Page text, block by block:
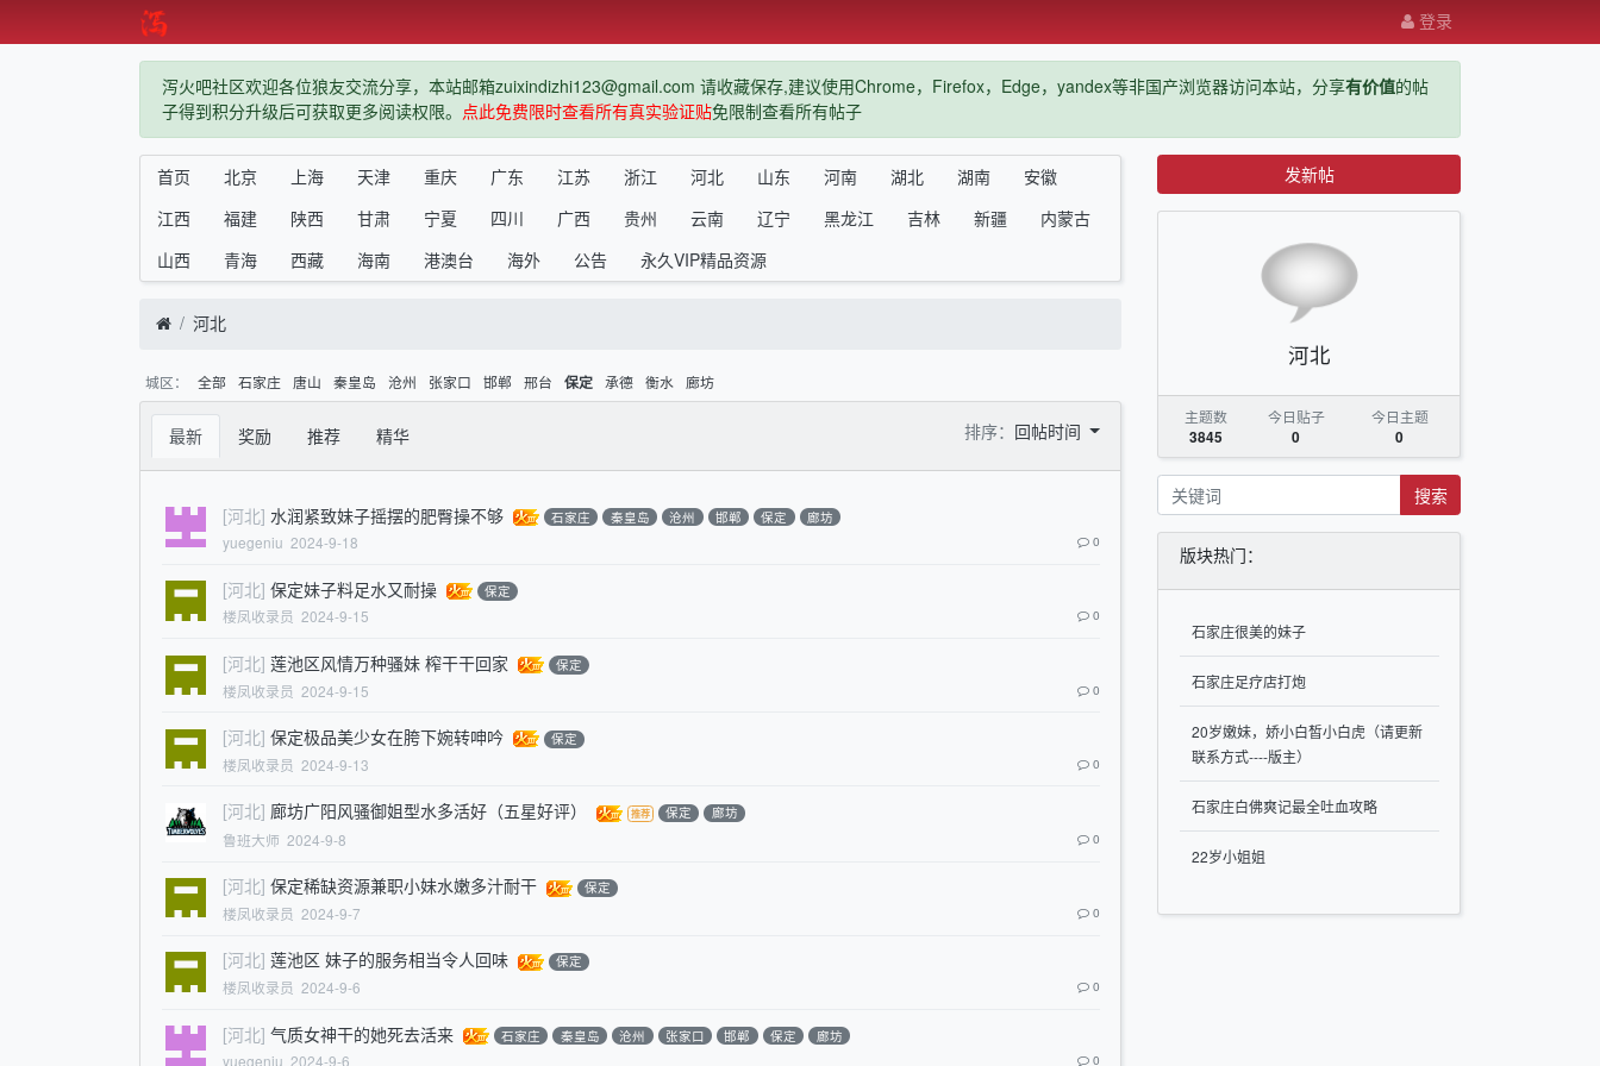
登录
泻火吧社区欢迎各位狼友交流分享，本站邮箱zuixindizhi123@gmail.com 请收藏保存,建议使用Chrome，Firefox，Edge，yandex等非国产浏览器访问本站，分享有价值的帖
子得到积分升级后可获取更多阅读权限。 点此免费限时查看所有真实验证贴免限制查看所有帖子
首页 北京 上海 天津 重庆 广东 江苏 浙江 河北 山东 河南 湖北 湖南
安徽
江西
福建 陕西 甘肃 宁夏 四川 广西 贵州 云南 辽宁 黑龙江 吉林 新疆
内蒙古
山西
青海 西藏 海南 港澳台 海外 公告 永久VIP精品资源
河北
城区： 全部 石家庄 唐山 秦皇岛 沧州 张家口 邯郸 邢台 保定 承德 衡水 廊坊
最新 奖励 推荐 精华 排序： 回帖时间
[河北] 水润紧致妹子摇摆的肥臀操不够 石家庄 秦皇岛 沧州 邯郸 保定 廊坊
yuegeniu 2024-9-18 0
[河北] 保定妹子料足水又耐操 保定
楼凤收录员 2024-9-15 0
[河北] 莲池区风情万种骚妹 榨干干回家 保定
楼凤收录员 2024-9-15 0
[河北] 保定极品美少女在胯下婉转呻吟 保定
楼凤收录员 2024-9-13 0
[河北] 廊坊广阳风骚御姐型水多活好（五星好评） 保定 廊坊
鲁班大师 2024-9-8 0
[河北] 保定稀缺资源兼职小妹水嫩多汁耐干 保定
楼凤收录员 2024-9-7 0
[河北] 莲池区 妹子的服务相当令人回味 保定
楼凤收录员 2024-9-6 0
[河北] 气质女神干的她死去活来 石家庄 秦皇岛 沧州 张家口 邯郸 保定 廊坊
yuegeniu 2024-9-6 0
发新帖
河北
主题数
3845
今日贴子
0
今日主题
0
搜索
版块热门：
石家庄很美的妹子
石家庄足疗店打炮
20岁嫩妹，娇小白皙小白虎（请更新
联系方式----版主）
石家庄白佛爽记最全吐血攻略
22岁小姐姐